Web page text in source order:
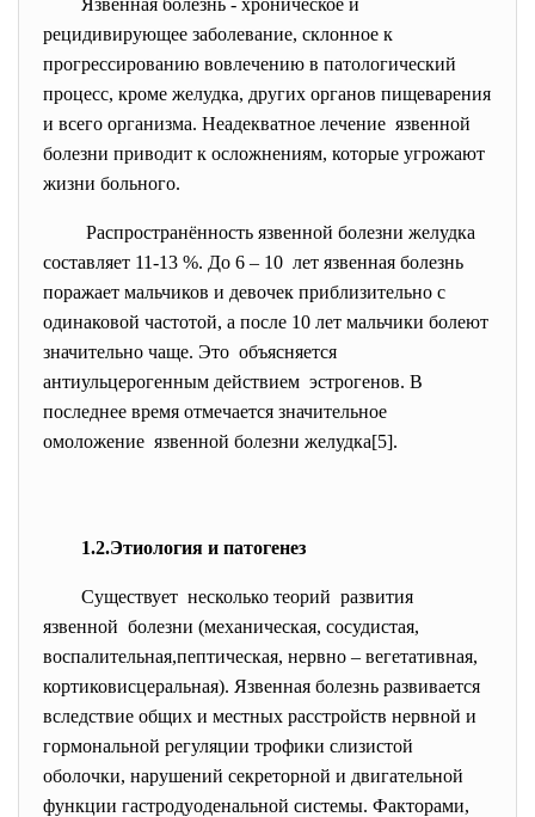
Язвенная болезнь - хроническое и
рецидивирующее заболевание, склонное к
прогрессированию вовлечению в патологический
процесс, кроме желудка, других органов пищеварения
и всего организма. Неадекватное лечение язвенной
болезни приводит к осложнениям, которые угрожают
жизни больного.
Распространённость язвенной болезни желудка
составляет 11-13 %. До 6 – 10 лет язвенная болезнь
поражает мальчиков и девочек приблизительно с
одинаковой частотой, а после 10 лет мальчики болеют
значительно чаще. Это объясняется
антиульцерогенным действием эстрогенов. В
последнее время отмечается значительное
омоложение язвенной болезни желудка[5].
1.2.Этиология и патогенез
Существует несколько теорий развития
язвенной болезни (механическая, сосудистая,
воспалительная,пептическая, нервно – вегетативная,
кортиковисцеральная). Язвенная болезнь развивается
вследствие общих и местных расстройств нервной и
гормональной регуляции трофики слизистой
оболочки, нарушений секреторной и двигательной
функции гастродуоденальной системы. Факторами,